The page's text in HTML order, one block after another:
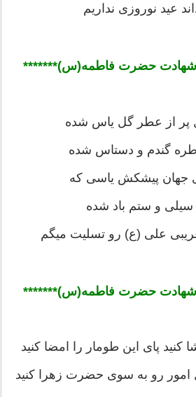
عید نوروزی نداریم
حضرت فاطمه(س)*******
پر از عطر گل یاس شده
گندم و دستاس شده
جهان پیشکش یاسی که
و ستم باد شده
علی (ع) رو تسلیت میگم
حضرت فاطمه(س)*******
کنید پای این طومار را امضا کنید
امور رو به سوی حضرت زهرا کنید